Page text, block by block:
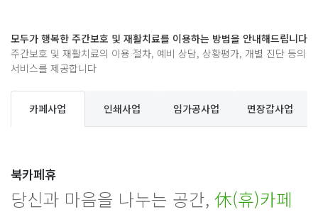
모두가 행복한 주간보호 및 재활치료를 이용하는 방법을 안내해드립니다
주간보호 및 재활치료의 이용 절차, 예비 상담, 상황평가, 개별 진단 등의
서비스를 제공합니다
카페사업 인쇄사업 임가공사업 면장갑사업
북카페휴
당신과 마음을 나누는 공간, 休(휴)카페